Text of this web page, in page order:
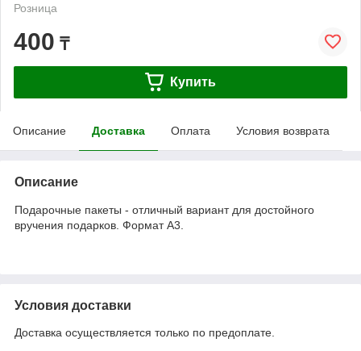
Розница
400 ₸
Купить
Описание Доставка Оплата Условия возврата
Описание
Подарочные пакеты - отличный вариант для достойного
вручения подарков. Формат А3.
Условия доставки
Доставка осуществляется только по предоплате.